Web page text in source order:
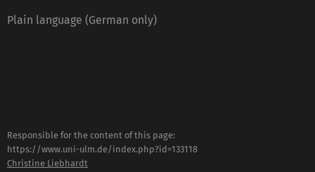
Plain language (German only)
Responsible for the content of this page:
https://www.uni-ulm.de/index.php?id=133118
Christine Liebhardt